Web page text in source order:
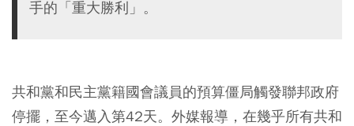
手的「重大勝利」。
共和黨和民主黨籍國會議員的預算僵局觸發聯邦政府
停擺，至今邁入第42天。外媒報導，在幾乎所有共和